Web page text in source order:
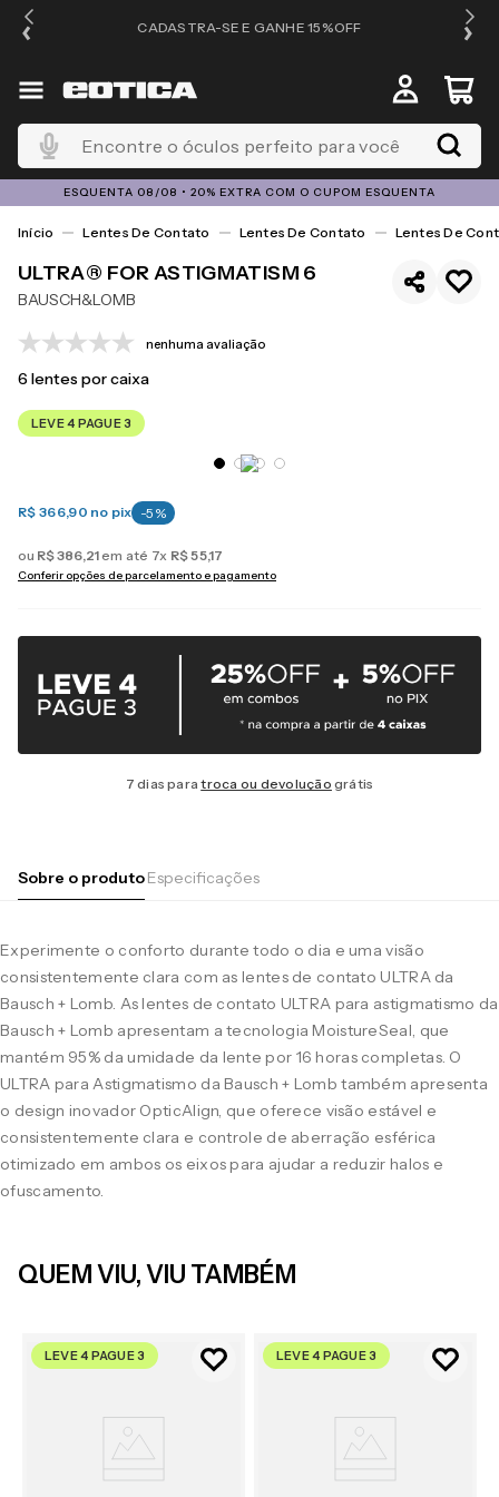
CADASTRA-SE E GANHE 15%OFF
Encontre o óculos perfeito para você
ESQUENTA 08/08 • 20% EXTRA COM O CUPOM ESQUENTA
Lentes De Contato Lentes De Contato Lentes De
ULTRA® FOR ASTIGMATISM 6
BAUSCH&LOMB
nenhuma avaliação
6 lentes por caixa
LEVE 4 PAGUE 3
R$ 366,90 no pix -5 %
ou R$386,21 em até 7x R$55,17
Conferir opções de parcelamento e pagamento
7 dias paratroca ou devolução grátis
Sobre o produtoEspecificações
Experimente o conforto durante todo o dia e uma visão
consistentemente clara com as lentes de contato ULTRA da
Bausch + Lomb. As lentes de contato ULTRA para astigmatismo da
Bausch + Lomb apresentam a tecnologia MoistureSeal, que
mantém 95% da umidade da lente por 16 horas completas. O
ULTRA para Astigmatismo da Bausch + Lomb também apresenta
o design inovador OpticAlign, que oferece visão estável e
consistentemente clara e controle de aberração esférica
otimizado em ambos os eixos para ajudar a reduzir halos e
ofuscamento.
QUEM VIU, VIU TAMBÉM
LEVE 4 PAGUE 3 LEVE 4 PAGUE 3